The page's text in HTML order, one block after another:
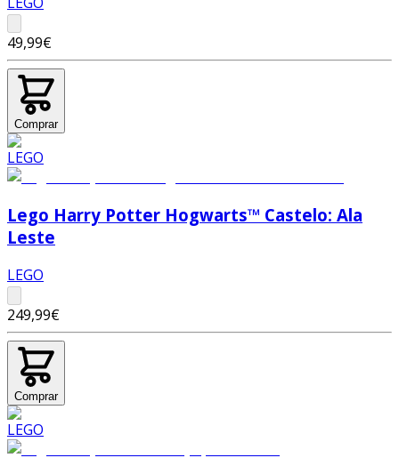
49,99€
Comprar
Lego Harry Potter Hogwarts™ Castelo: Ala
Leste
LEGO
249,99€
Comprar